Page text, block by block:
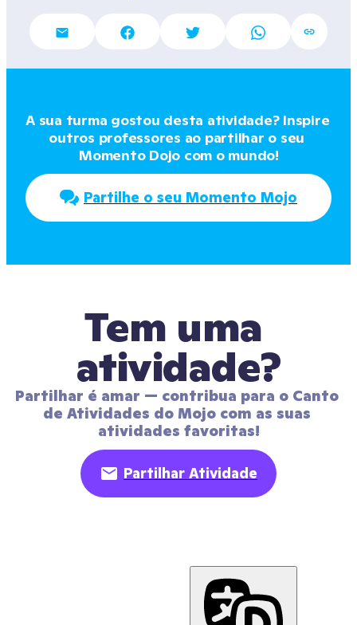
A sua turma gostou desta atividade? Inspire
outros professores ao partilhar o seu
Momento Dojo com o mundo!
Partilhe o seu Momento Mojo
Tem uma
atividade?
Partilhar é amar — contribua para o Canto
de Atividades do Mojo com as suas
atividades favoritas!
Partilhar Atividade